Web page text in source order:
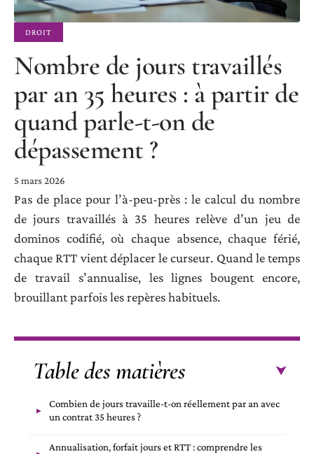
DROIT
Nombre de jours travaillés
par an 35 heures : à partir de
quand parle-t-on de
dépassement ?
5 mars 2026
Pas de place pour l’à-peu-près : le calcul du nombre
de jours travaillés à 35 heures relève d’un jeu de
dominos codifié, où chaque absence, chaque férié,
chaque RTT vient déplacer le curseur. Quand le temps
de travail s’annualise, les lignes bougent encore,
brouillant parfois les repères habituels.
Table des matières
Combien de jours travaille-t-on réellement par an avec
un contrat 35 heures ?
Annualisation, forfait jours et RTT : comprendre les